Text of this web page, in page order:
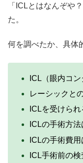
「ICLとはなんぞや
た。
何を調べたか、具体
ICL（眼内コ
レーシックと
ICLを受けら
ICLの手術方
ICLの手術費
ICL手術前の検